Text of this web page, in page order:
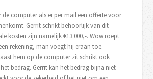
de computer als er per mail een offerte voor
Gerrit schrikt behoorlijk van dit
kosten zijn namelijk €13.000,-. Wow roept
rekening, man voegt hij eraan toe.
hem op de computer zit schrikt ook
bedrag. Gerrit kan het bedrag bijna niet